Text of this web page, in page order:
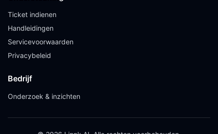
Ticket indienen
Handleidingen
Servicevoorwaarden
Privacybeleid
Bedrijf
Onderzoek & inzichten